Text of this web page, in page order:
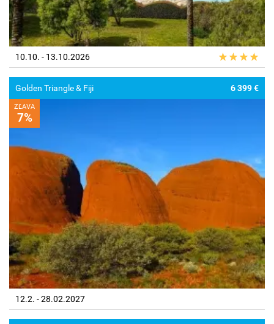
10.10. - 13.10.2026
Golden Triangle & Fiji 6 399 €
ZĽAVA
7%
12.2. - 28.02.2027